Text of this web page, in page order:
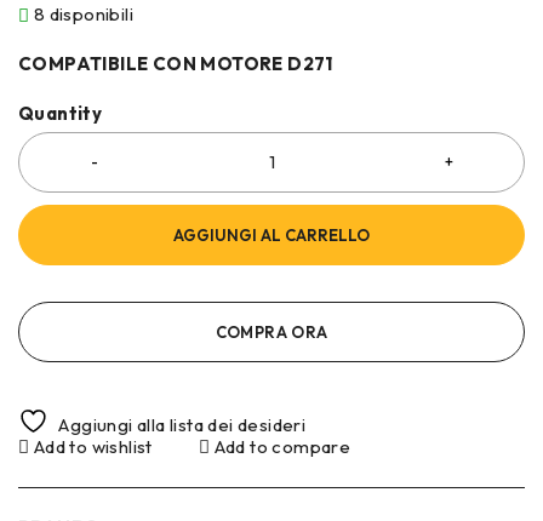
8 disponibili
COMPATIBILE CON MOTORE D271
Quantity
AGGIUNGI AL CARRELLO
COMPRA ORA
Aggiungi alla lista dei desideri
Add to wishlist
Add to compare